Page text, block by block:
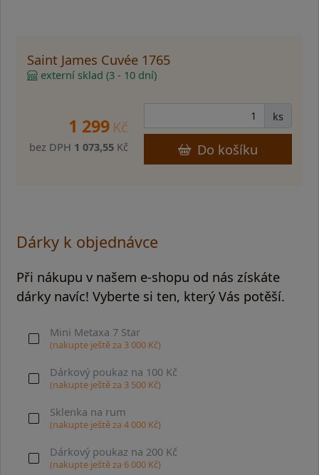
Saint James Cuvée 1765
externí sklad (3 - 10 dní)
1 299 Kč
bez DPH 1 073,55 Kč
ks
Do košíku
Dárky k objednávce
Při nákupu v našem e-shopu od nás získáte
dárky navíc! Vyberte si ten, který Vás potěší.
Mini Metaxa 7 Star
(nakupte ještě za 3 000Kč)
Dárkový poukaz na 100 Kč
(nakupte ještě za 3 500Kč)
Sklenka na rum
(nakupte ještě za 4 000Kč)
Dárkový poukaz na 200 Kč
(nakupte ještě za 6 000Kč)